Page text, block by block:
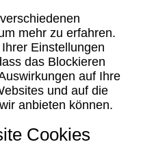
mehr zu erfahren.
Einstellungen
das Blockieren
auf Ihre
und auf die
anbieten können.
Cookies